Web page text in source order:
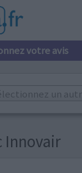
votre avis
un
Innovair